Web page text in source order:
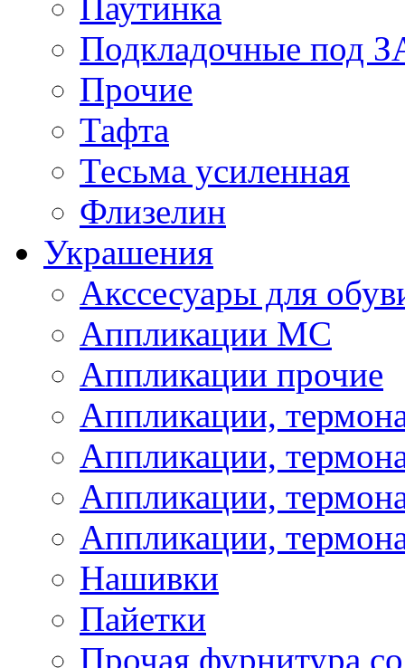
Подкладочные под
Прочие
Тафта
Тесьма усиленная
Флизелин
Украшения
Акссесуары для
Аппликации МС
Аппликации прочие
Аппликации,
Аппликации,
Аппликации,
Аппликации,
Нашивки
Пайетки
Прочая фурнитура